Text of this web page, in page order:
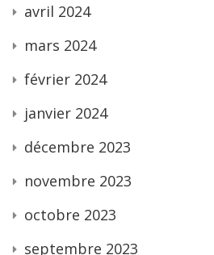
avril 2024
mars 2024
février 2024
janvier 2024
décembre 2023
novembre 2023
octobre 2023
septembre 2023